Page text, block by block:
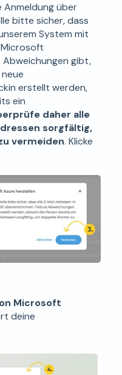
Anmeldung über
bitte sicher, dass
System mit
Abweichungen gibt,
erstellt werden,
ein
daher alle
sorgfältig,
vermeiden. Klicke
Microsoft
deine